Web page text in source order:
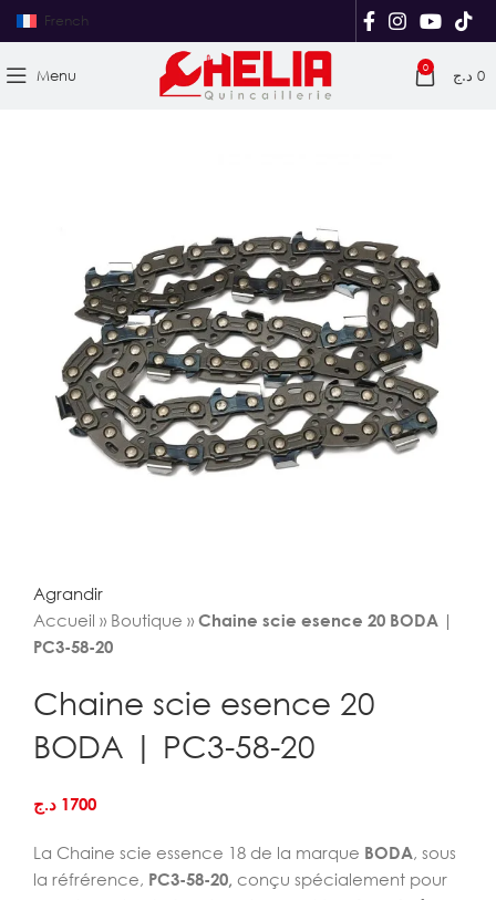
French
Menu 0 0 د.ج
Agrandir
Accueil » Boutique » Chaine scie esence 20 BODA |
PC3-58-20
Chaine scie esence 20
BODA | PC3-58-20
1700 د.ج
La Chaine scie essence 18 de la marque BODA, sous
la réfrérence, PC3-58-20, conçu spécialement pour